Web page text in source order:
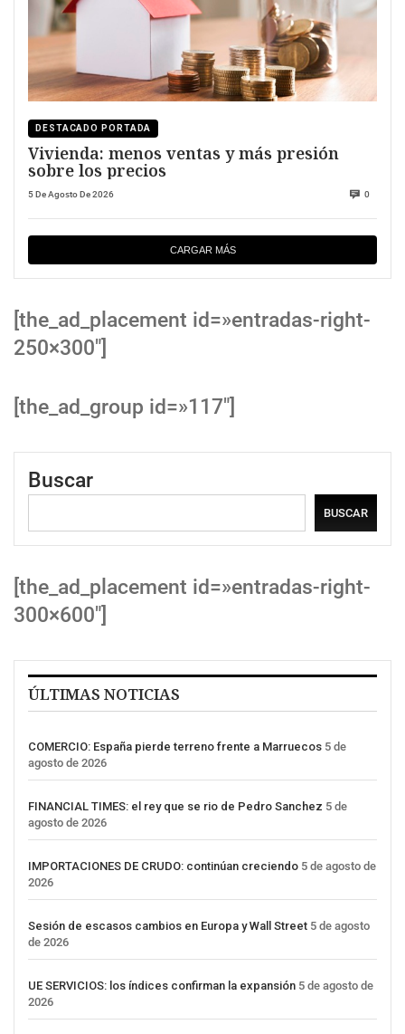
DESTACADO PORTADA
Vivienda: menos ventas y más presión
sobre los precios
5 De Agosto De 2026 0
CARGAR MÁS
[the_ad_placement id=»entradas-right-
250×300″]
[the_ad_group id=»117″]
Buscar
BUSCAR
[the_ad_placement id=»entradas-right-
300×600″]
ÚLTIMAS NOTICIAS
COMERCIO: España pierde terreno frente a Marruecos 5 de
agosto de 2026
FINANCIAL TIMES: el rey que se rio de Pedro Sanchez 5 de
agosto de 2026
IMPORTACIONES DE CRUDO: continúan creciendo 5 de agosto de
2026
Sesión de escasos cambios en Europa y Wall Street 5 de agosto
de 2026
UE SERVICIOS: los índices confirman la expansión 5 de agosto de
2026